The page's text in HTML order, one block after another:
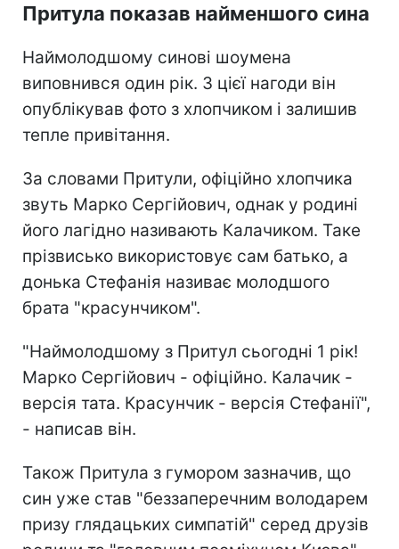
Притула показав найменшого сина
Наймолодшому синові шоумена
виповнився один рік. З цієї нагоди він
опублікував фото з хлопчиком і залишив
тепле привітання.
За словами Притули, офіційно хлопчика
звуть Марко Сергійович, однак у родині
його лагідно називають Калачиком. Таке
прізвисько використовує сам батько, а
донька Стефанія називає молодшого
брата "красунчиком".
"Наймолодшому з Притул сьогодні 1 рік!
Марко Сергійович - офіційно. Калачик -
версія тата. Красунчик - версія Стефанії",
- написав він.
Також Притула з гумором зазначив, що
син уже став "беззаперечним володарем
призу глядацьких симпатій" серед друзів